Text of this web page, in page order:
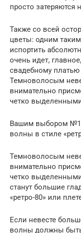
просто
Также со всей
цветы: одним
испортить
очень идет,
свадебному
Темноволосым
внимательно
четко
Вашим выбором №1
волны в стиле
Темноволосым
внимательно
четко
станут большие
«ретро-80» или
Если невесте
волны должны